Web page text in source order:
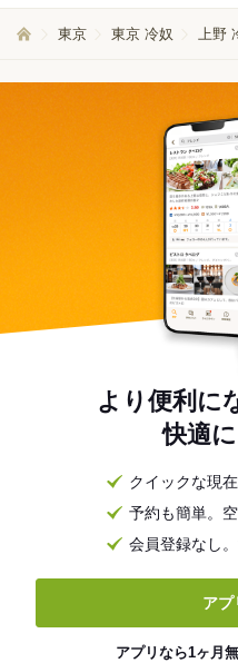
東京 東京 冷奴 上野
より便利に
快適
クイックな現
予約も簡単。
会員登録なし
アプ
アプリなら1ヶ月